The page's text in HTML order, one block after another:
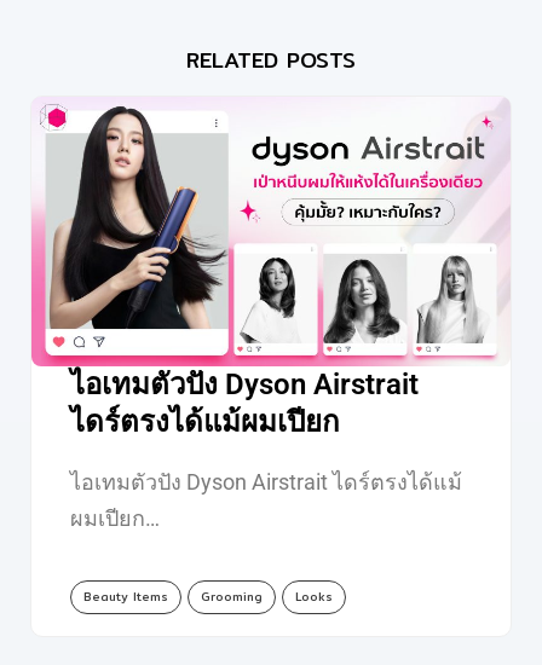
RELATED POSTS
ไอเทมตัวปัง Dyson Airstrait
ไดร์ตรงได้แม้ผมเปียก
ไอเทมตัวปัง Dyson Airstrait ไดร์ตรงได้แม้
ผมเปียก…
Beauty Items Grooming Looks